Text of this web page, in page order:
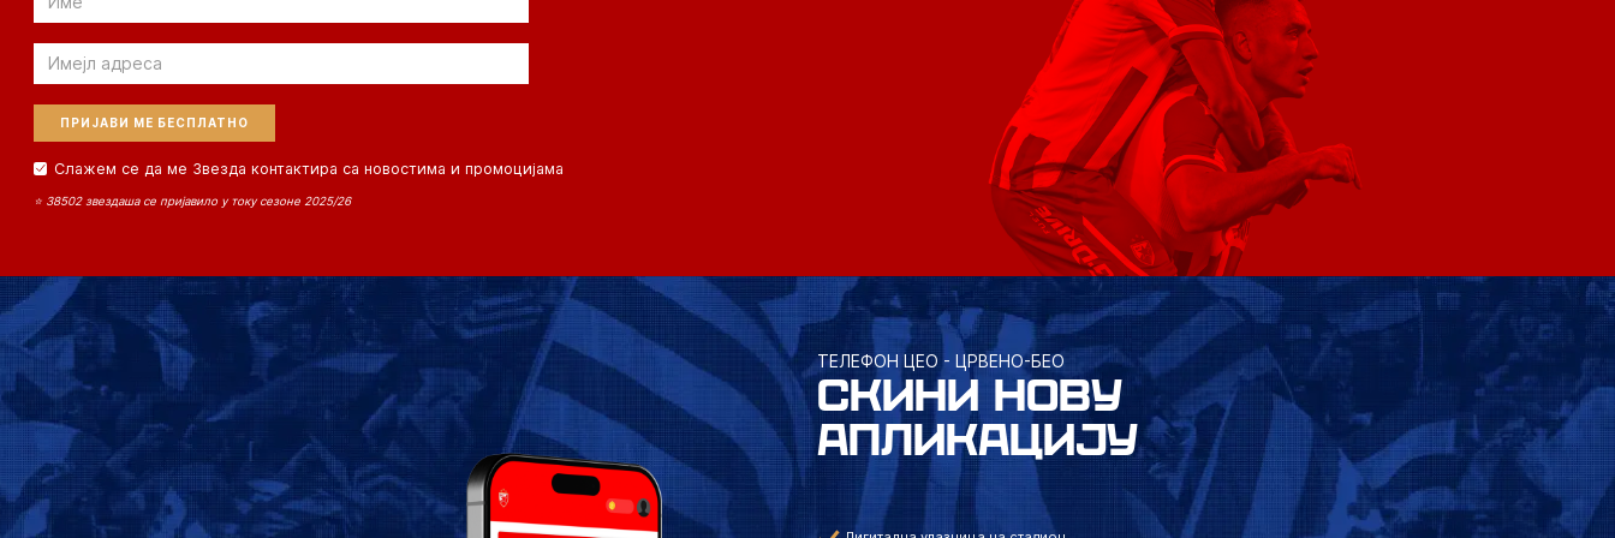
Email
Слажем се да ме Звезда контактира са новостима и промоцијама
⭐ 38502 звездаша се пријавило у току сезоне 2025/26
ТЕЛЕФОН ЦЕО - ЦРВЕНО-БЕО
СКИНИ НОВУ
АПЛИКАЦИЈУ